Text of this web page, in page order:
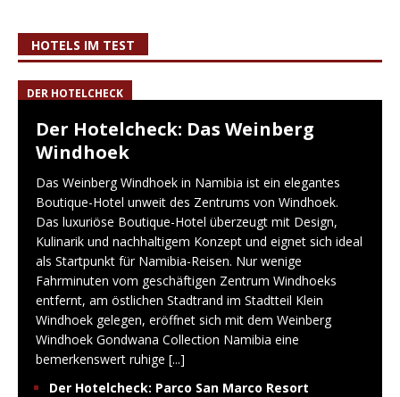
HOTELS IM TEST
DER HOTELCHECK
Der Hotelcheck: Das Weinberg
Windhoek
Das Weinberg Windhoek in Namibia ist ein elegantes
Boutique-Hotel unweit des Zentrums von Windhoek.
Das luxuriöse Boutique-Hotel überzeugt mit Design,
Kulinarik und nachhaltigem Konzept und eignet sich ideal
als Startpunkt für Namibia-Reisen. Nur wenige
Fahrminuten vom geschäftigen Zentrum Windhoeks
entfernt, am östlichen Stadtrand im Stadtteil Klein
Windhoek gelegen, eröffnet sich mit dem Weinberg
Windhoek Gondwana Collection Namibia eine
bemerkenswert ruhige [...]
Der Hotelcheck: Parco San Marco Resort